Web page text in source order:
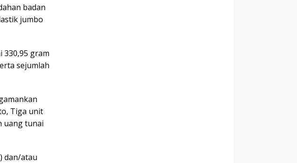
badan
jumbo
330,95 gram
sejumlah
Tiga unit
uang tunai
dan/atau